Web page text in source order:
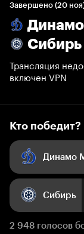
Завершено (20
Сибирь
Трансляция
включен VPN
71%
Кто победит?
Динамо
Сибирь
2 948 голосов